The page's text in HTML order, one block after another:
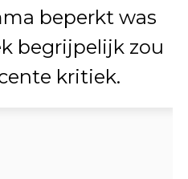
beperkt was
begrijpelijk zou
kritiek.